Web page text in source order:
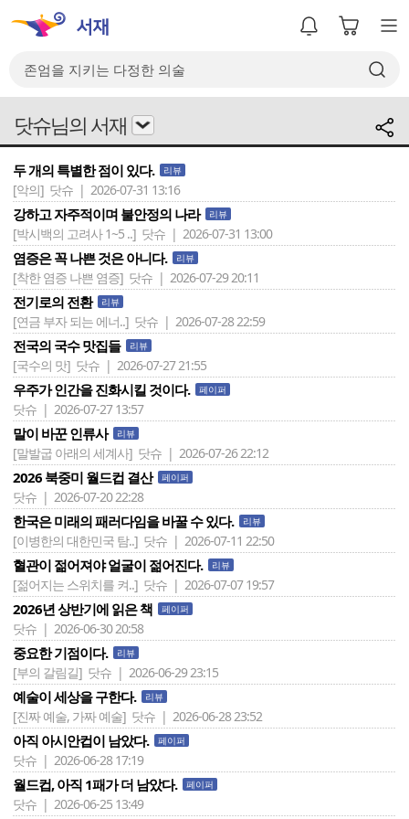
닷슈님의 서재
두 개의 특별한 점이 있다. 리뷰
[악의] 닷슈 | 2026-07-31 13:16
강하고 자주적이며 불안정의 나라 리뷰
[박시백의 고려사 1~5 ..] 닷슈 | 2026-07-31 13:00
염증은 꼭 나쁜 것은 아니다. 리뷰
[착한 염증 나쁜 염증] 닷슈 | 2026-07-29 20:11
전기로의 전환 리뷰
[연금 부자 되는 에너..] 닷슈 | 2026-07-28 22:59
전국의 국수 맛집들 리뷰
[국수의 맛] 닷슈 | 2026-07-27 21:55
우주가 인간을 진화시킬 것이다. 페이퍼
닷슈 | 2026-07-27 13:57
말이 바꾼 인류사 리뷰
[말발굽 아래의 세계사] 닷슈 | 2026-07-26 22:12
2026 북중미 월드컵 결산 페이퍼
닷슈 | 2026-07-20 22:28
한국은 미래의 패러다임을 바꿀 수 있다. 리뷰
[이병한의 대한민국 탐..] 닷슈 | 2026-07-11 22:50
혈관이 젊어져야 얼굴이 젊어진다. 리뷰
[젊어지는 스위치를 켜..] 닷슈 | 2026-07-07 19:57
2026년 상반기에 읽은 책 페이퍼
닷슈 | 2026-06-30 20:58
중요한 기점이다. 리뷰
[부의 갈림길] 닷슈 | 2026-06-29 23:15
예술이 세상을 구한다. 리뷰
[진짜 예술, 가짜 예술] 닷슈 | 2026-06-28 23:52
아직 아시안컵이 남았다. 페이퍼
닷슈 | 2026-06-28 17:19
월드컵, 아직 1패가 더 남았다. 페이퍼
닷슈 | 2026-06-25 13:49